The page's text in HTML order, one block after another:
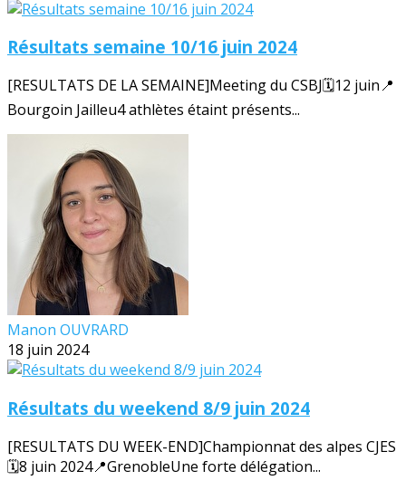
Résultats semaine 10/16 juin 2024
[RESULTATS DE LA SEMAINE]Meeting du CSBJ🗓️12 juin📍
Bourgoin Jailleu4 athlètes étaint présents...
Manon OUVRARD
18 juin 2024
Résultats du weekend 8/9 juin 2024
[RESULTATS DU WEEK-END]Championnat des alpes CJES
🗓️8 juin 2024📍GrenobleUne forte délégation...